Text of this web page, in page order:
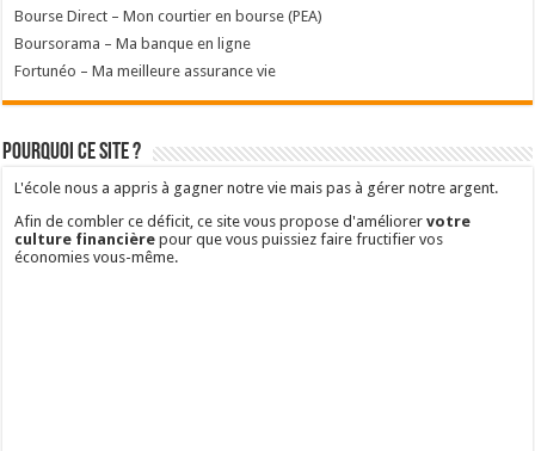
Bourse Direct – Mon courtier en bourse (PEA)
Boursorama – Ma banque en ligne
Fortunéo – Ma meilleure assurance vie
Pourquoi ce site ?
L'école nous a appris à gagner notre vie mais pas à gérer notre argent.
Afin de combler ce déficit, ce site vous propose d'améliorervotre
culture financière pour que vous puissiez faire fructifier vos
économies vous-même.